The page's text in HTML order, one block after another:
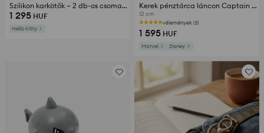
Szilikon karkötők – 2 db-os csomag Bad Badtz Maru
1 295 HUF
Hello Kitty
Kerek pénztárca láncon Captain America
12 cm
vélemények (3)
1 595 HUF
Marvel Disney